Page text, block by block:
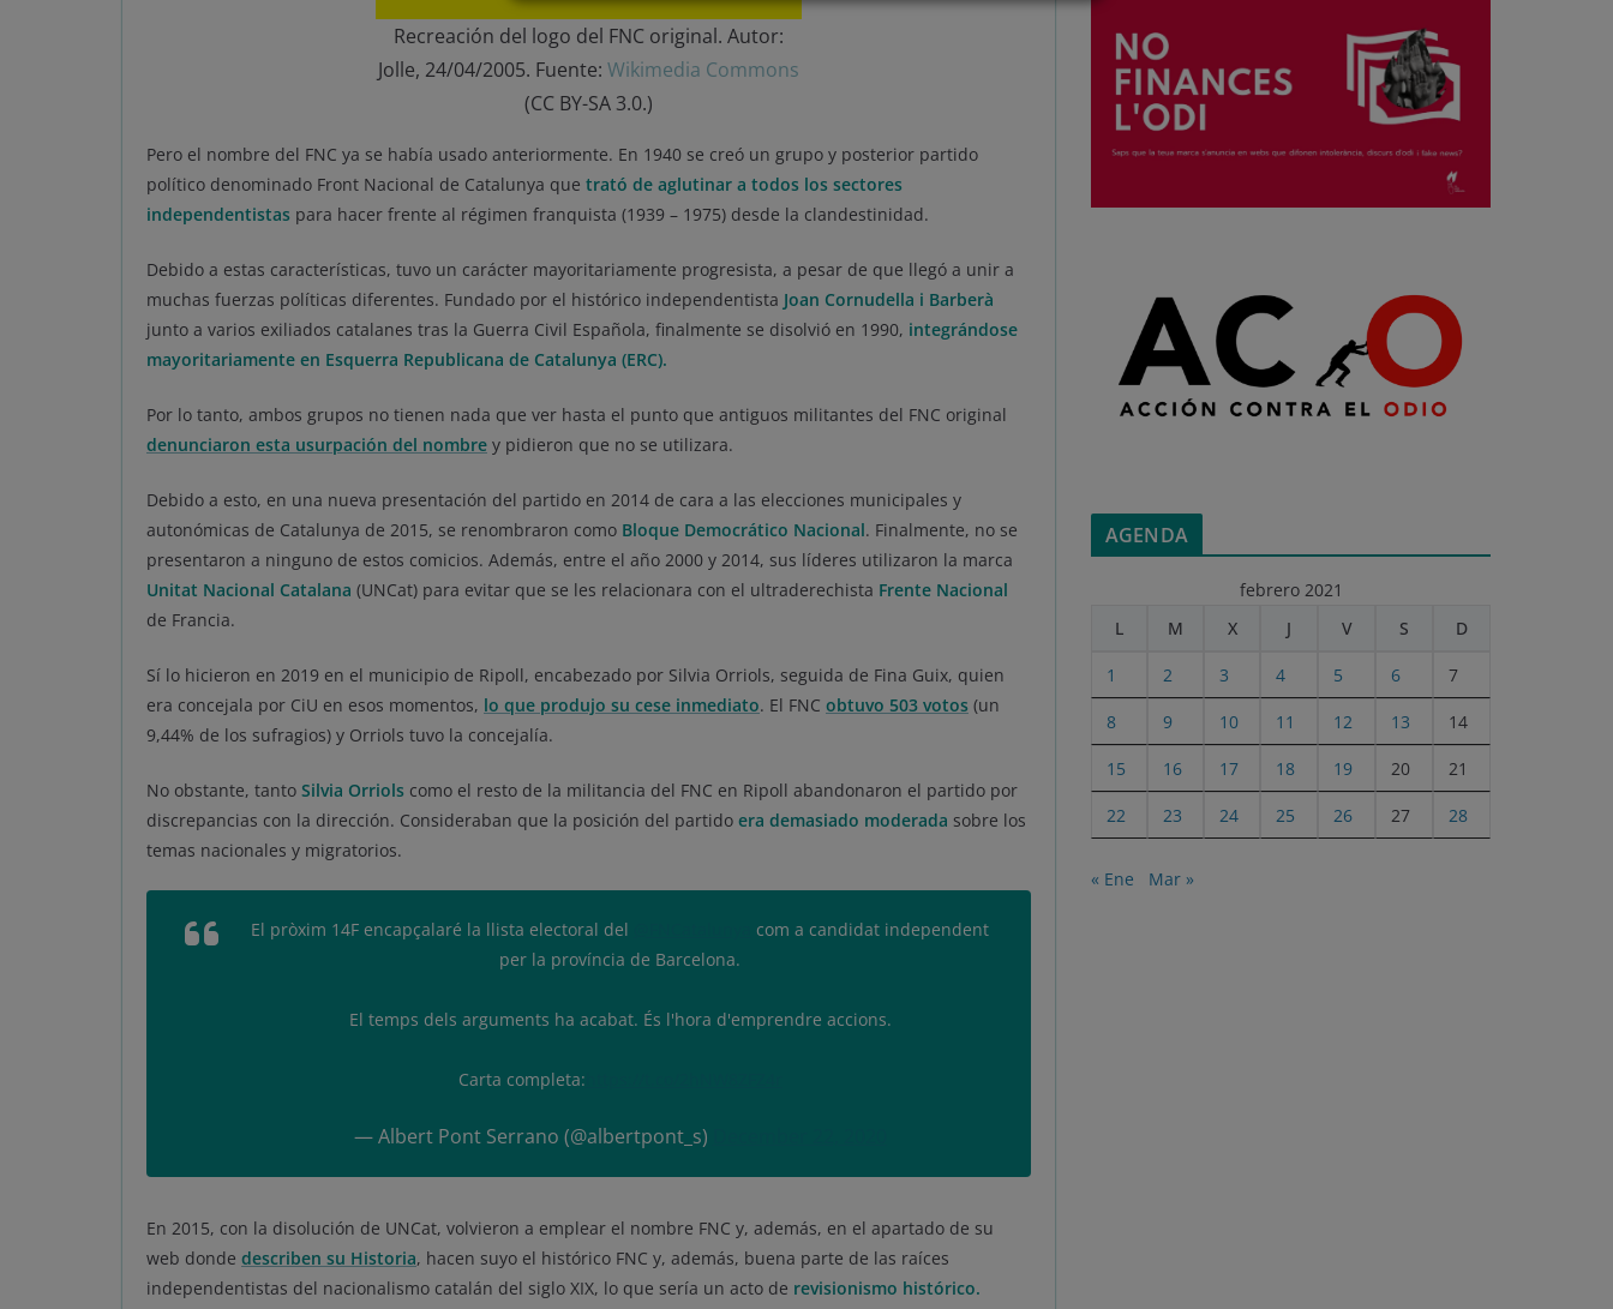
Recreación del logo del FNC original. Autor:
Jolle, 24/04/2005. Fuente: Wikimedia Commons
(CC BY-SA 3.0.)
Pero el nombre del FNC ya se había usado anteriormente. En 1940 se creó un grupo y posterior partido
político denominado Front Nacional de Catalunya que trató de aglutinar a todos los sectores
independentistas para hacer frente al régimen franquista (1939 – 1975) desde la clandestinidad.
Debido a estas características, tuvo un carácter mayoritariamente progresista, a pesar de que llegó a unir a
muchas fuerzas políticas diferentes. Fundado por el histórico independentista Joan Cornudella i Barberà
junto a varios exiliados catalanes tras la Guerra Civil Española, finalmente se disolvió en 1990, integrándose
mayoritariamente en Esquerra Republicana de Catalunya (ERC).
Por lo tanto, ambos grupos no tienen nada que ver hasta el punto que antiguos militantes del FNC original
denunciaron esta usurpación del nombre y pidieron que no se utilizara.
Debido a esto, en una nueva presentación del partido en 2014 de cara a las elecciones municipales y
autonómicas de Catalunya de 2015, se renombraron como Bloque Democrático Nacional. Finalmente, no se
presentaron a ninguno de estos comicios. Además, entre el año 2000 y 2014, sus líderes utilizaron la marca
Unitat Nacional Catalana (UNCat) para evitar que se les relacionara con el ultraderechista Frente Nacional
de Francia.
Sí lo hicieron en 2019 en el municipio de Ripoll, encabezado por Silvia Orriols, seguida de Fina Guix, quien
era concejala por CiU en esos momentos, lo que produjo su cese inmediato. El FNC obtuvo 503 votos (un
9,44% de los sufragios) y Orriols tuvo la concejalía.
No obstante, tanto Silvia Orriols como el resto de la militancia del FNC en Ripoll abandonaron el partido por
discrepancias con la dirección. Consideraban que la posición del partido era demasiado moderada sobre los
temas nacionales y migratorios.
El pròxim 14F encapçalaré la llista electoral del
com a candidat independent
per la província de Barcelona.
El temps dels arguments ha acabat. És l'hora d'emprendre accions.
Carta completa:
— Albert Pont Serrano (@albertpont_s)
En 2015, con la disolución de UNCat, volvieron a emplear el nombre FNC y, además, en el apartado de su
web donde describen su Historia, hacen suyo el histórico FNC y, además, buena parte de las raíces
independentistas del nacionalismo catalán del siglo XIX, lo que sería un acto de revisionismo histórico.
AGENDA
febrero 2021
L
M X J V S D
1 2 3 4 5 6 7
8 9 10 11 12 13 14
15 16 17 18 19 20 21
22 23 24 25 26 27 28
« Ene Mar »
No dar mi información personal
.
Opciones de cookies
Rechazar cookies Política de cookies